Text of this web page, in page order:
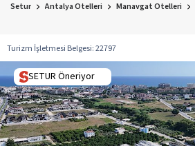
Setur Antalya Otelleri Manavgat Otelleri
Turizm İşletmesi Belgesi:22797
SETUR Öneriyor